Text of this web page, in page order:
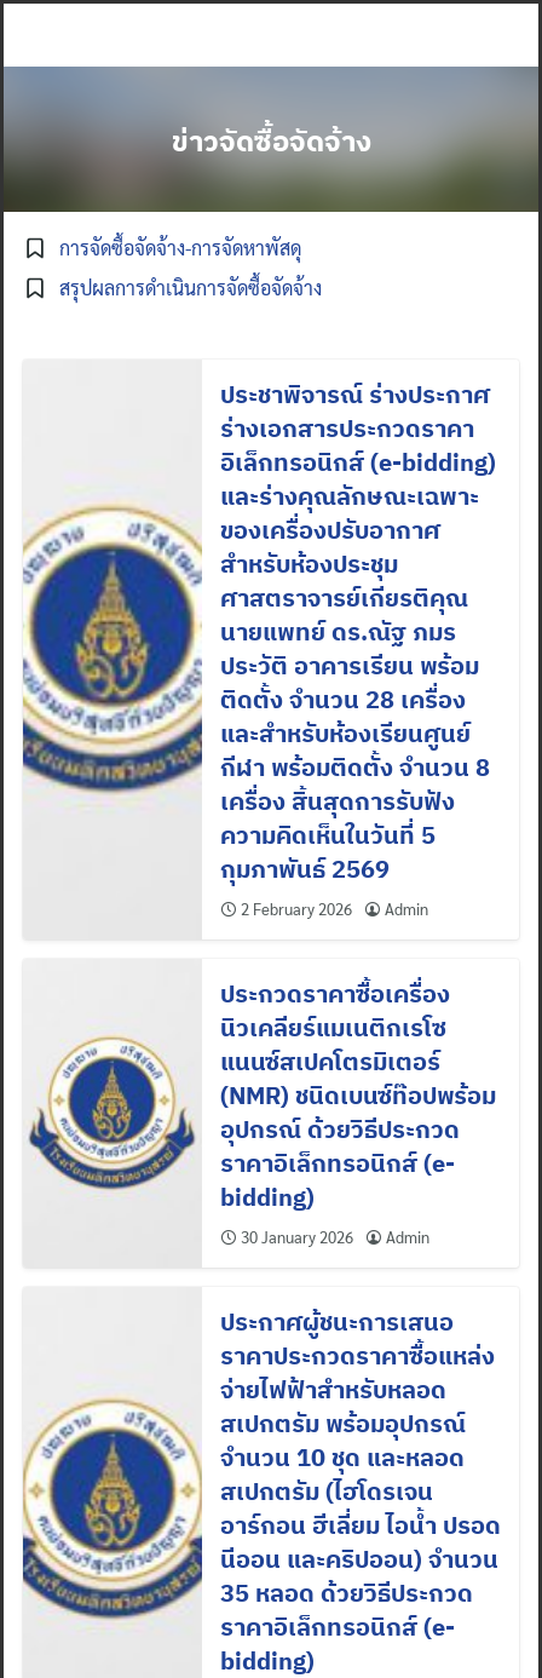
ข่าวจัดซื้อจัดจ้าง
การจัดซื้อจัดจ้าง-การจัดหาพัสดุ
สรุปผลการดำเนินการจัดซื้อจัดจ้าง
ประชาพิจารณ์ ร่างประกาศ
ร่างเอกสารประกวดราคา
อิเล็กทรอนิกส์ (e-bidding)
และร่างคุณลักษณะเฉพาะ
ของเครื่องปรับอากาศ
สำหรับห้องประชุม
ศาสตราจารย์เกียรติคุณ
นายแพทย์ ดร.ณัฐ ภมร
ประวัติ อาคารเรียน พร้อม
ติดตั้ง จำนวน 28 เครื่อง
และสำหรับห้องเรียนศูนย์
กีฬา พร้อมติดตั้ง จำนวน 8
เครื่อง สิ้นสุดการรับฟัง
ความคิดเห็นในวันที่ 5
กุมภาพันธ์ 2569
2 February 2026 Admin
ประกวดราคาซื้อเครื่อง
นิวเคลียร์แมเนติกเรโซ
แนนซ์สเปคโตรมิเตอร์
(NMR) ชนิดเบนซ์ท๊อปพร้อม
อุปกรณ์ ด้วยวิธีประกวด
ราคาอิเล็กทรอนิกส์ (e-
bidding)
30 January 2026 Admin
ประกาศผู้ชนะการเสนอ
ราคาประกวดราคาซื้อแหล่ง
จ่ายไฟฟ้าสำหรับหลอด
สเปกตรัม พร้อมอุปกรณ์
จำนวน 10 ชุด และหลอด
สเปกตรัม (ไฮโดรเจน
อาร์กอน ฮีเลี่ยม ไอน้ำ ปรอด
นีออน และคริปออน) จำนวน
35 หลอด ด้วยวิธีประกวด
ราคาอิเล็กทรอนิกส์ (e-
bidding)